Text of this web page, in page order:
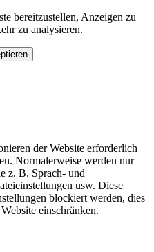
bereitzustellen, Anzeigen zu
zu analysieren.
der Website erforderlich
Normalerweise werden nur
z. B. Sprach- und
usw. Diese
blockiert werden, dies
einschränken.